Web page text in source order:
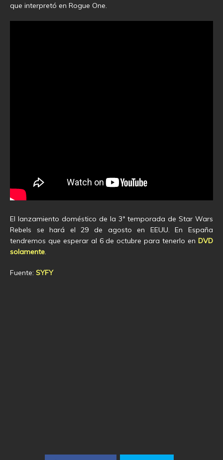
que interpretó en Rogue One.
El lanzamiento doméstico de la 3ª temporada de Star Wars
Rebels se hará el 29 de agosto en EEUU. En España
tendremos que esperar al 6 de octubre para tenerlo en DVD
solamente.
Fuente: SYFY